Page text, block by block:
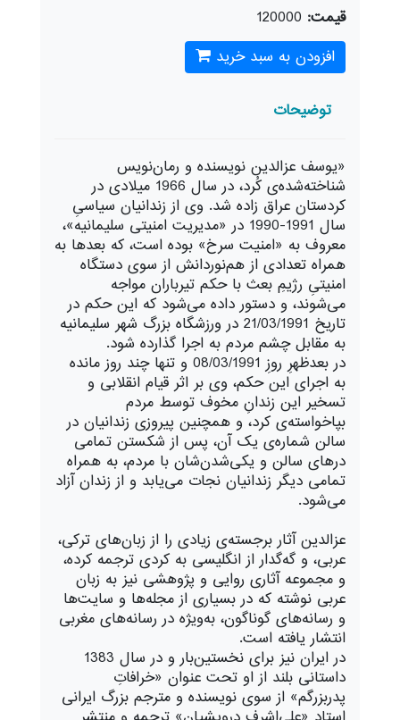
قیمت: 120000
افزودن به سبد خرید
توضیحات
«یوسف عزالدین نویسنده و رمان‌نویس
شناخته‌شده‌ی کُرد، در سال 1966 میلادی در
کردستان عراق زاده شد. وی از زندانیان سیاسیِ
سال 1991-1990 در «مدیریت امنیتی سلیمانیه»،
معروف به «امنیت سرخ» بوده است، که بعدها به
همراه تعدادی از هم‌نوردانش از سوی دستگاه
امنیتیِ رژیمِ بعث با حکم تیرباران مواجه
می‌شوند، و دستور داده می‌شود که این حکم در
تاریخ 21/03/1991 در ورزشگاه بزرگ شهر سلیمانیه
به مقابل چشم مردم به اجرا گذارده شود.
در بعدظهرِ روزِ 08/03/1991 و تنها چند روز مانده
به اجرای این حکم، وی بر اثر قیام انقلابی و
تسخیر این زندانِ مخوف توسط مردم
بپاخواسته‌ی کرد، و همچنین پیروزی زندانیان در
سالن شماره‌ی یک آن، پس از شکستن تمامی
درهای سالن و یکی‌شدن‌شان با مردم، به همراه
تمامی دیگر زندانیان نجات می‌یابد و از زندان آزاد
می‌شود.
عزالدین آثار برجسته‌ی زیادی را از زبان‌های ترکی،
عربی، و گه‌گدار از انگلیسی به کردی ترجمه کرده،
و مجموعه آثاری روایی و پژوهشی نیز به زبان
عربی نوشته که در بسیاری از مجله‌ها و سایت‌ها
و رسانه‌های گوناگون، به‌ویژه در رسانه‌های مغربی
انتشار یافته است.
در ایران نیز برای نخستین‌بار و در سال 1383
داستانی بلند از او تحت عنوان «خرافاتِ
پدربزرگم» از سوی نویسنده و مترجم بزرگ ایرانی